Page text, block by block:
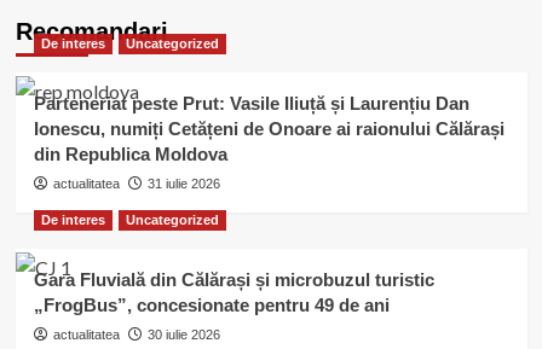
Recomandari
De interes Uncategorized
Parteneriat peste Prut: Vasile Iliuță și Laurențiu Dan
Ionescu, numiți Cetățeni de Onoare ai raionului Călărași
din Republica Moldova
actualitatea 31 iulie 2026
De interes Uncategorized
Gara Fluvială din Călărași și microbuzul turistic
„FrogBus”, concesionate pentru 49 de ani
actualitatea 30 iulie 2026